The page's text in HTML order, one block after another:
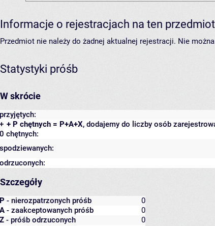
Informacje o rejestracjach na ten przedmiot
Przedmiot nie należy do żadnej aktualnej rejestracji. Nie
Statystyki próśb
W skrócie
przyjętych:
+ P chętnych = P+A+X, dodajemy do liczby osób
+
0 chętnych:
spodziewanych:
odrzuconych:
Szczegóły
P - nierozpatrzonych próśb
0
A - zaakceptowanych próśb
0
Z - próśb odrzuconych
0